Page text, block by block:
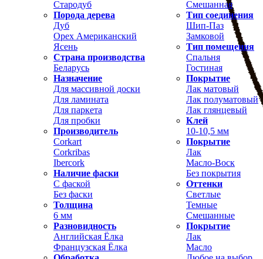
Стародуб
Порода дерева
Дуб
Орех Американский
Ясень
Страна производства
Беларусь
Смешанная
Тип соединения
Шип-Паз
Замковой
Тип помещения
Спальня
Гостиная
Назначение
Для массивной доски
Для ламината
Для паркета
Для пробки
Покрытие
Лак матовый
Лак полуматовый
Лак глянцевый
Клей
Производитель
Corkart
Corkribas
Ibercork
Наличие фаски
С фаской
Без фаски
Толщина
6 мм
10-10,5 мм
Покрытие
Лак
Масло-Воск
Без покрытия
Оттенки
Светлые
Темные
Смешанные
Разновидность
Английская Ёлка
Французская Ёлка
Покрытие
Лак
Масло